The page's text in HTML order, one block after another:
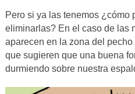
Pero si ya las tenemos ¿cómo
eliminarlas? En el caso de las
aparecen en la zona del
que sugieren que una buena
durmiendo sobre nuestra